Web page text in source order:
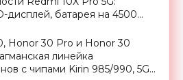
дисплей, батарея на 4500
Honor 30 Pro и Honor 30
линейка
с чипами Kirin 985/990, 5G,